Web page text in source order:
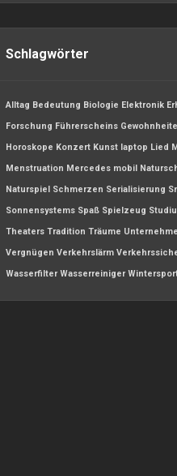
Schlagwörter
Alltag Bedeutung Biologie Elektronik
Forschung Führerscheins
Horoskope Konzert Kunst laptop Lied
Menstruation Mercedes mobil
Naturspiel Schmerzen Serialisierung
Sonnensystems Spaß Spielzeug
Theaters Tradition Träume
Vergnügen Verkehrslärm
Wasserfilter Wasserreiniger